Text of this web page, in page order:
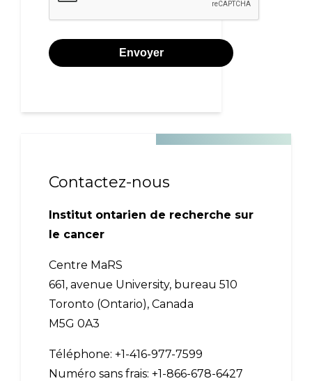
Contactez-nous
Institut ontarien de recherche sur
le cancer
Centre MaRS
661, avenue University, bureau 510
Toronto (Ontario), Canada
M5G 0A3
Téléphone: +1-416-977-7599
Numéro sans frais: +1-866-678-6427